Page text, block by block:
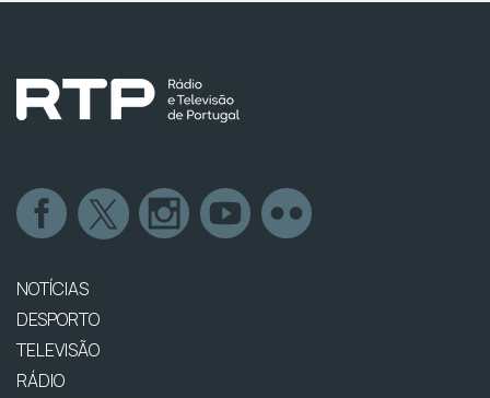
NOTÍCIAS
DESPORTO
TELEVISÃO
RÁDIO